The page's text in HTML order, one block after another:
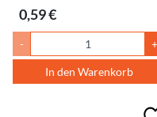
0,59 €
- +
In den Warenkorb